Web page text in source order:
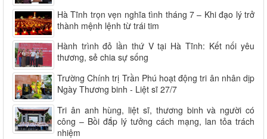
Hà Tĩnh trọn vẹn nghĩa tình tháng 7 – Khi đạo lý trở
thành mệnh lệnh từ trái tim
Hành trình đỏ lần thứ V tại Hà Tĩnh: Kết nối yêu
thương, sẻ chia sự sống
Trường Chính trị Trần Phú hoạt động tri ân nhân dịp
Ngày Thương binh - Liệt sĩ 27/7
Tri ân anh hùng, liệt sĩ, thương binh và người có
công – Bồi đắp lý tưởng cách mạng, lan tỏa trách
nhiệm